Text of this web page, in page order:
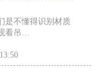
是不懂得识别材质
看吊…